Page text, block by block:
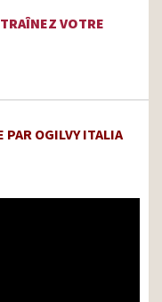
VOTRE
PAR OGILVY ITALIA